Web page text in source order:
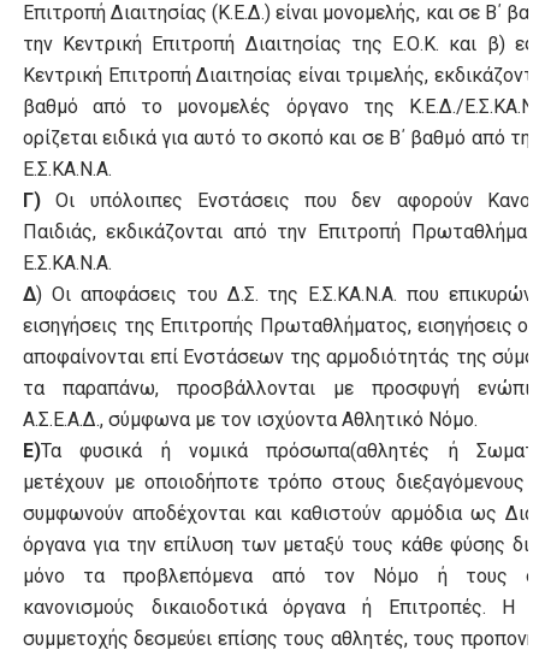
Επιτροπή Διαιτησίας (Κ.Ε.Δ.) είναι μονομελής, και σε Β΄
την Κεντρική Επιτροπή Διαιτησίας της Ε.Ο.Κ. και β)
Κεντρική Επιτροπή Διαιτησίας είναι τριμελής,
βαθμό από το μονομελές όργανο της Κ.Ε.Δ./
ορίζεται ειδικά για αυτό το σκοπό και σε Β΄ βαθμό από
Ε.Σ.ΚΑ.Ν.Α.
Γ)Οι υπόλοιπες Ενστάσεις που δεν αφορούν
Παιδιάς, εκδικάζονται από την Επιτροπή
Ε.Σ.ΚΑ.Ν.Α.
Δ) Οι αποφάσεις του Δ.Σ. της Ε.Σ.ΚΑ.Ν.Α. που
εισηγήσεις της Επιτροπής Πρωταθλήματος, εισηγήσεις οι
αποφαίνονται επί Ενστάσεων της αρμοδιότητάς της
τα παραπάνω, προσβάλλονται με προσφυγή
Α.Σ.Ε.Α.Δ., σύμφωνα με τον ισχύοντα Αθλητικό Νόμο.
Ε)Τα φυσικά ή νομικά πρόσωπα(αθλητές ή
μετέχουν με οποιοδήποτε τρόπο στους διεξαγόμενους
συμφωνούν αποδέχονται και καθιστούν αρμόδια ως
όργανα για την επίλυση των μεταξύ τους κάθε φύσης
μόνο τα προβλεπόμενα από τον Νόμο ή τους
κανονισμούς δικαιοδοτικά όργανα ή Επιτροπές. Η
συμμετοχής δεσμεύει επίσης τους αθλητές, τους